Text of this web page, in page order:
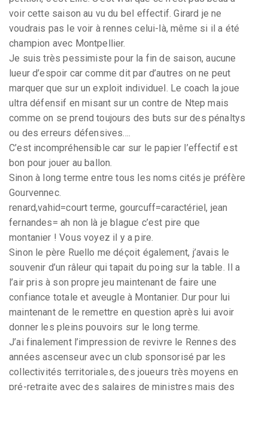
voir cette saison au vu du bel effectif. Girard je ne
voudrais pas le voir à rennes celui-là, même si il a été
champion avec Montpellier.
Je suis très pessimiste pour la fin de saison, aucune
lueur d’espoir car comme dit par d’autres on ne peut
marquer que sur un exploit individuel. Le coach la joue
ultra défensif en misant sur un contre de Ntep mais
comme on se prend toujours des buts sur des pénaltys
ou des erreurs défensives....
C’est incompréhensible car sur le papier l’effectif est
bon pour jouer au ballon.
Sinon à long terme entre tous les noms cités je préfère
Gourvennec.
renard,vahid=court terme, gourcuff=caractériel, jean
fernandes= ah non là je blague c’est pire que
montanier ! Vous voyez il y a pire.
Sinon le père Ruello me déçoit également, j’avais le
souvenir d’un râleur qui tapait du poing sur la table. Il a
l’air pris à son propre jeu maintenant de faire une
confiance totale et aveugle à Montanier. Dur pour lui
maintenant de le remettre en question après lui avoir
donner les pleins pouvoirs sur le long terme.
J’ai finalement l’impression de revivre le Rennes des
années ascenseur avec un club sponsorisé par les
collectivités territoriales, des joueurs très moyens en
pré-retraite avec des salaires de ministres mais des